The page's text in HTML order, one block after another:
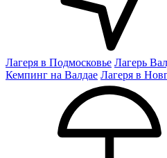
Лагеря в Подмосковье Лагерь
Кемпинг на Валдае Лагеря в